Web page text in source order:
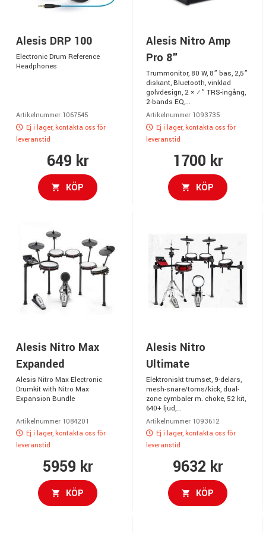
Alesis DRP 100
Electronic Drum Reference
Headphones
Artikelnummer 1067545
Ej i lager, kontakta oss för
leveranstid
649 kr
KÖP
Alesis Nitro Amp
Pro 8"
Trummonitor, 80 W, 8” bas, 2,5”
diskant, Bluetooth, vinklad
golvdesign, 2 × ¼” TRS-ingång,
2-bands EQ,...
Artikelnummer 1093735
Ej i lager, kontakta oss för
leveranstid
1700 kr
KÖP
Alesis Nitro Max
Expanded
Alesis Nitro Max Electronic
Drumkit with Nitro Max
Expansion Bundle
Artikelnummer 1084201
Ej i lager, kontakta oss för
leveranstid
5959 kr
KÖP
Alesis Nitro
Ultimate
Elektroniskt trumset, 9-delars,
mesh-snare/toms/kick, dual-
zone cymbaler m. choke, 52 kit,
640+ ljud,...
Artikelnummer 1093612
Ej i lager, kontakta oss för
leveranstid
9632 kr
KÖP